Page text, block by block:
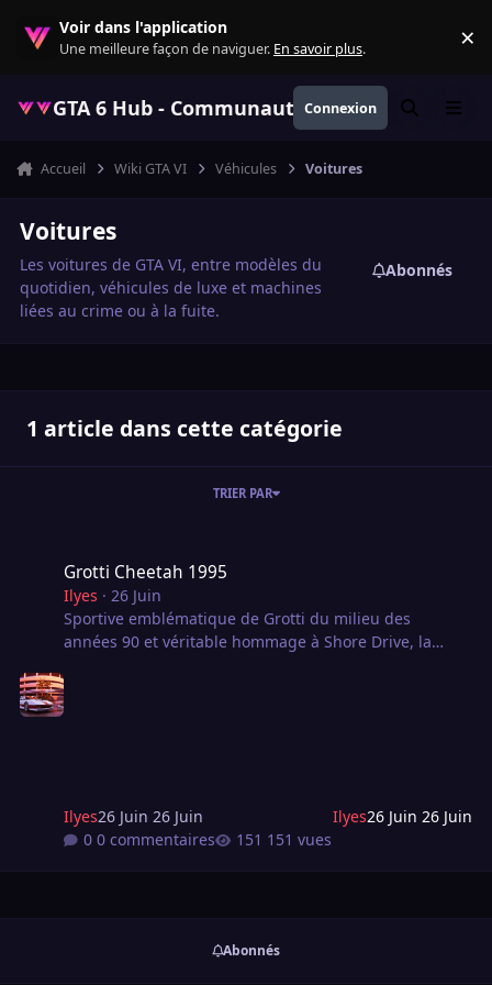
Voir dans l'application
Une meilleure façon de naviguer. En savoir plus. ×
GTA 6 Hub - Communauté GTA VI
Connexion Rechercher
Menu
Accueil Wiki GTA VI Véhicules Voitures
Voitures
Les voitures de GTA VI, entre modèles du
quotidien, véhicules de luxe et machines
liées au crime ou à la fuite.
Abonnés
1 article dans cette catégorie
TRIER PAR
Grotti Cheetah 1995
Ilyes ·26 Juin
Sportive emblématique de Grotti du milieu des
années 90 et véritable hommage à Shore Drive, la
Ilyes26 Juin 26 Juin Ilyes26 Juin 26 Juin
0 commentaires
151 vues
Abonnés